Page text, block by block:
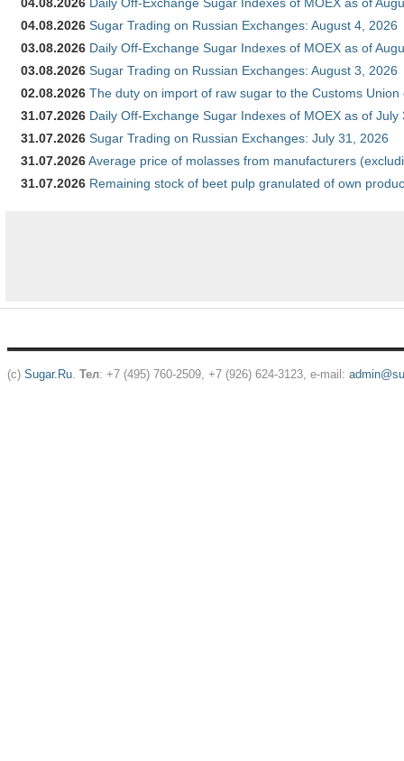
04.08.2026 Sugar Trading on Russian Exchanges: August 4, 2026
03.08.2026 Daily Off-Exchange Sugar Indexes of MOEX as of
03.08.2026 Sugar Trading on Russian Exchanges: August 3, 2026
02.08.2026 The duty on import of raw sugar to the Customs
31.07.2026 Daily Off-Exchange Sugar Indexes of MOEX as of July
31.07.2026 Sugar Trading on Russian Exchanges: July 31, 2026
31.07.2026Average price of molasses from manufacturers
31.07.2026 Remaining stock of beet pulp granulated of own
(c) Sugar.Ru. Тел: +7 (495) 760-2509, +7 (926) 624-3123, e-mail: